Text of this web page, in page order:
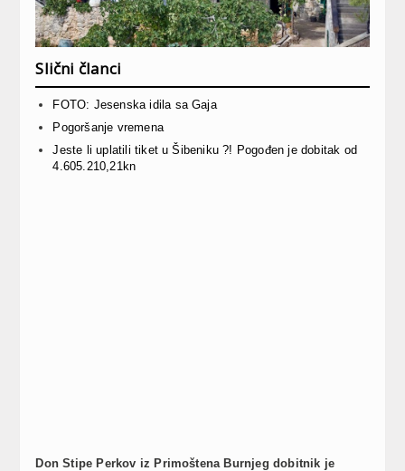
Slični članci
FOTO: Jesenska idila sa Gaja
Pogoršanje vremena
Jeste li uplatili tiket u Šibeniku ?! Pogođen je dobitak od
4.605.210,21kn
Don Stipe Perkov iz Primoštena Burnjeg dobitnik je